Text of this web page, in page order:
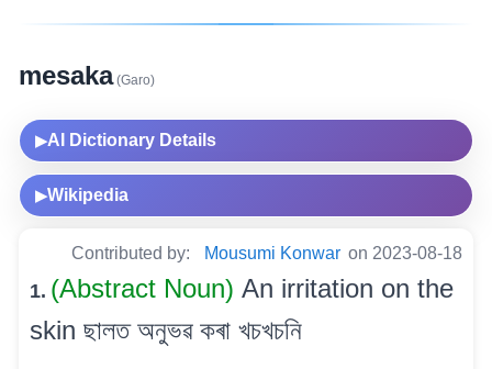
mesaka(Garo)
▶AI Dictionary Details
▶Wikipedia
Contributed by: Mousumi Konwar on 2023-08-18
1. (Abstract Noun) An irritation on the
skin ছালত অনুভৱ কৰা খচখচনি